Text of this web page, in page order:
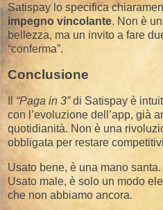
Satispay lo specifica
impegno vincolante. Non è
bellezza, ma un invito a fare
“conferma”.
Conclusione
Il “Paga in 3”di Satispay è
con l’evoluzione dell’app, già
quotidianità. Non è una
obbligata per restare
Usato bene, è una mano santa.
Usato male, è solo un modo
che non abbiamo ancora.